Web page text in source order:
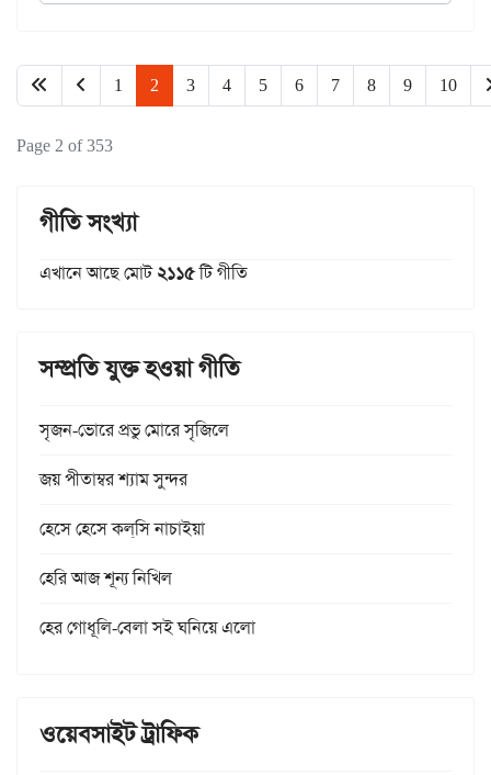
1 2 3 4 5 6 7 8 9 10
Page 2 of 353
গীতি সংখ্যা
এখানে আছে মোট২১১৫টি গীতি
সম্প্রতি যুক্ত হওয়া গীতি
সৃজন-ভোরে প্রভু মোরে সৃজিলে
জয় পীতাম্বর শ্যাম সুন্দর
হেসে হেসে কল্‌সি নাচাইয়া
হেরি আজ শূন্য নিখিল
হের গোধূলি-বেলা সই ঘনিয়ে এলো
ওয়েবসাইট ট্রাফিক